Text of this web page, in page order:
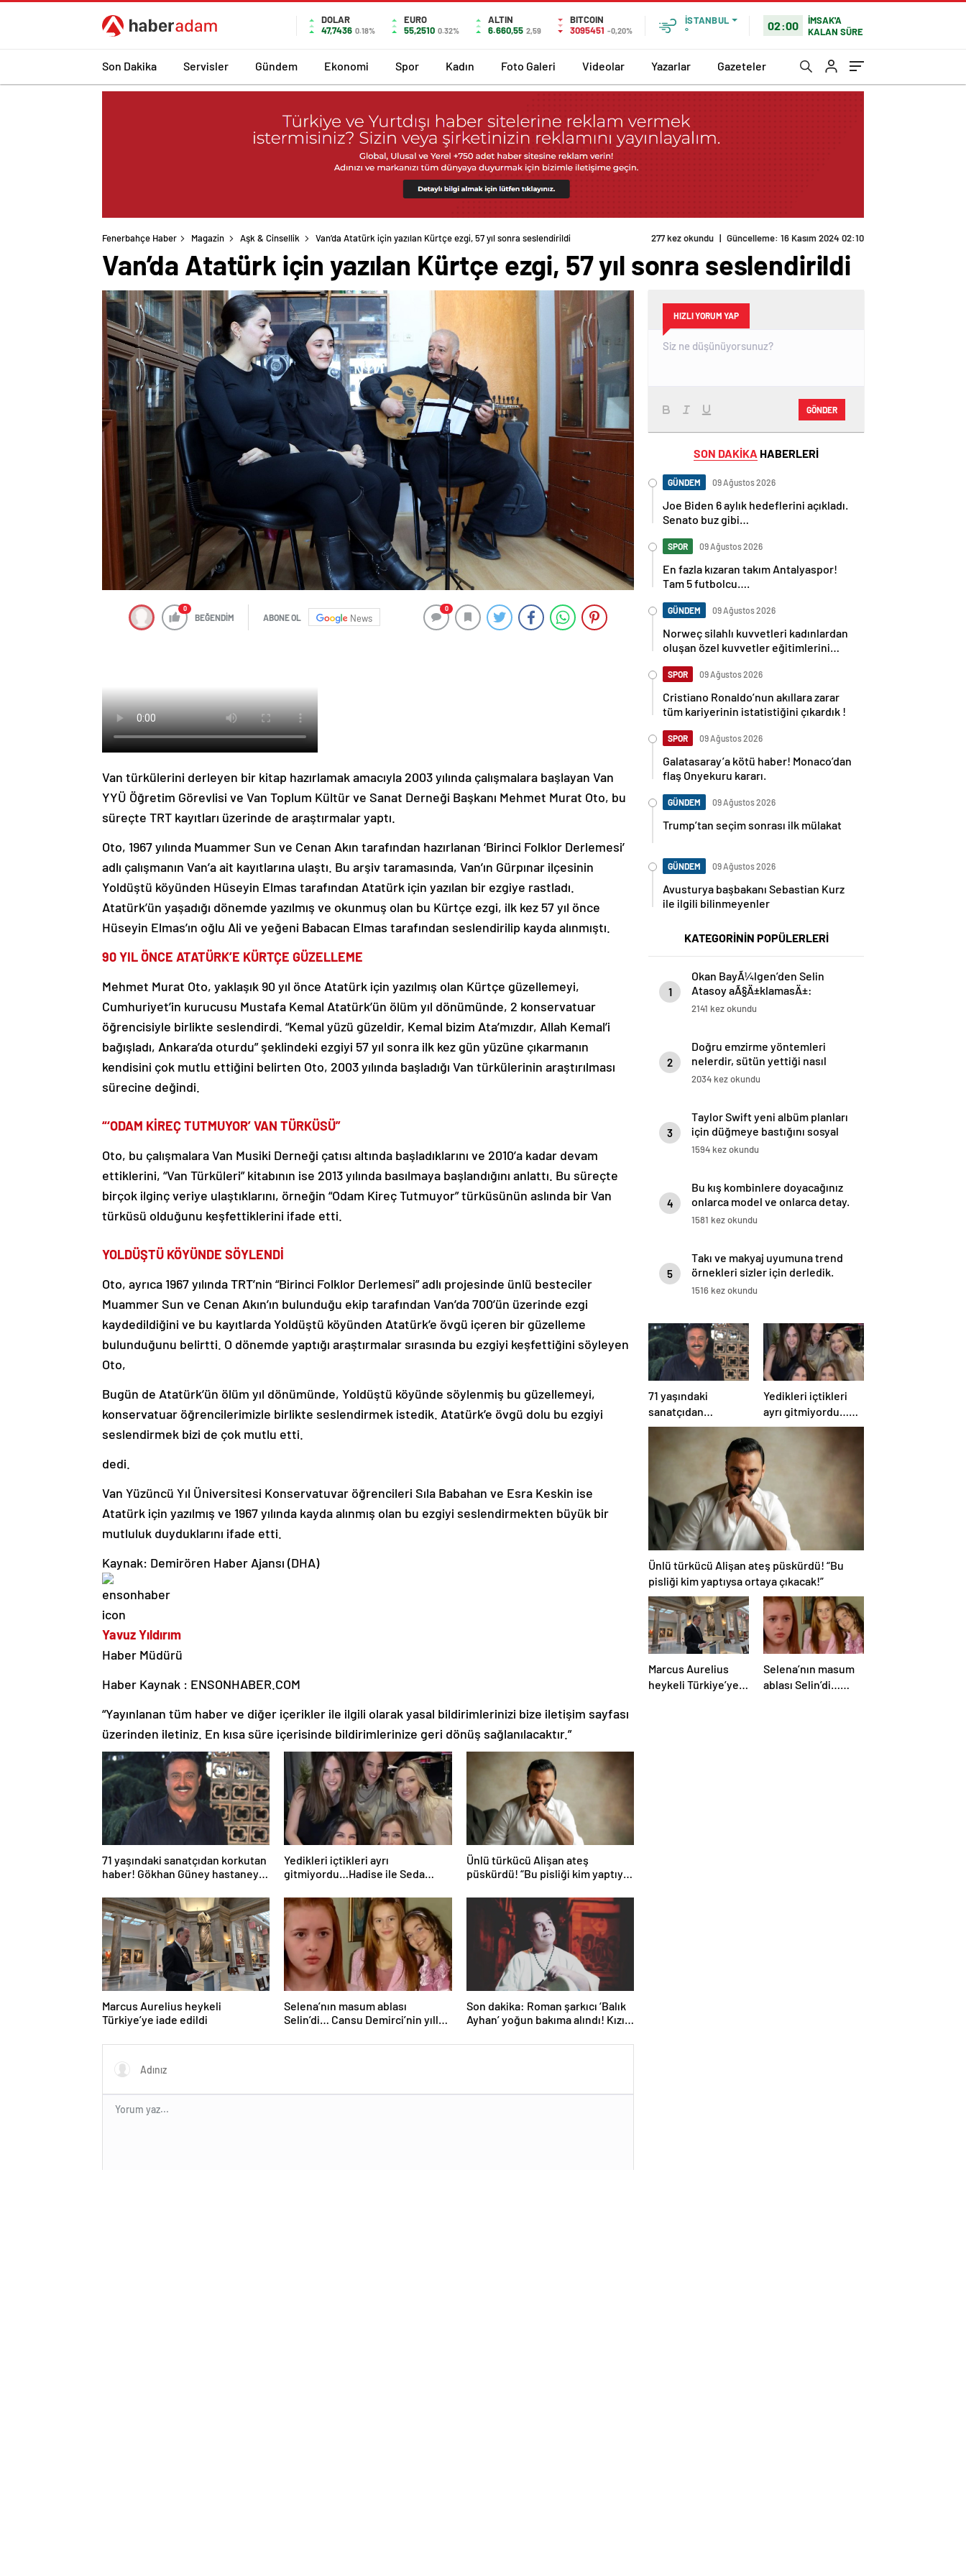
DOLAR
47,7436 0.18%
EURO
55,2510 0.32%
ALTIN
6.660,55 2,59
BITCOIN
3095451 -0,20%
İSTANBUL
°
02:00
İMSAK'A
KALAN SÜRE
Son Dakika Servisler Gündem Ekonomi Spor Kadın Foto Galeri Videolar Yazarlar Gazeteler
Fenerbahçe Haber Magazin Aşk & Cinsellik Van’da Atatürk için yazılan Kürtçe ezgi, 57 yıl sonra seslendirildi 277 kez okundu | Güncelleme: 16 Kasım 2024 02:10
Van’da Atatürk için yazılan Kürtçe ezgi, 57 yıl sonra seslendirildi
0
BEĞENDİM ABONE OL News
0
Van türkülerini derleyen bir kitap hazırlamak amacıyla 2003 yılında çalışmalara başlayan Van
YYÜ Öğretim Görevlisi ve Van Toplum Kültür ve Sanat Derneği Başkanı Mehmet Murat Oto, bu
süreçte TRT kayıtları üzerinde de araştırmalar yaptı.
Oto, 1967 yılında Muammer Sun ve Cenan Akın tarafından hazırlanan ‘Birinci Folklor Derlemesi’
adlı çalışmanın Van’a ait kayıtlarına ulaştı. Bu arşiv taramasında, Van’ın Gürpınar ilçesinin
Yoldüştü köyünden Hüseyin Elmas tarafından Atatürk için yazılan bir ezgiye rastladı.
Atatürk’ün yaşadığı dönemde yazılmış ve okunmuş olan bu Kürtçe ezgi, ilk kez 57 yıl önce
Hüseyin Elmas’ın oğlu Ali ve yeğeni Babacan Elmas tarafından seslendirilip kayda alınmıştı.
90 YIL ÖNCE ATATÜRK’E KÜRTÇE GÜZELLEME
Mehmet Murat Oto, yaklaşık 90 yıl önce Atatürk için yazılmış olan Kürtçe güzellemeyi,
Cumhuriyet’in kurucusu Mustafa Kemal Atatürk’ün ölüm yıl dönümünde, 2 konservatuar
öğrencisiyle birlikte seslendirdi. “Kemal yüzü güzeldir, Kemal bizim Ata’mızdır, Allah Kemal’i
bağışladı, Ankara’da oturdu” şeklindeki ezgiyi 57 yıl sonra ilk kez gün yüzüne çıkarmanın
kendisini çok mutlu ettiğini belirten Oto, 2003 yılında başladığı Van türkülerinin araştırılması
sürecine değindi.
“‘ODAM KİREÇ TUTMUYOR’ VAN TÜRKÜSÜ”
Oto, bu çalışmalara Van Musiki Derneği çatısı altında başladıklarını ve 2010’a kadar devam
ettiklerini, “Van Türküleri” kitabının ise 2013 yılında basılmaya başlandığını anlattı. Bu süreçte
birçok ilginç veriye ulaştıklarını, örneğin “Odam Kireç Tutmuyor” türküsünün aslında bir Van
türküsü olduğunu keşfettiklerini ifade etti.
YOLDÜŞTÜ KÖYÜNDE SÖYLENDİ
Oto, ayrıca 1967 yılında TRT’nin “Birinci Folklor Derlemesi” adlı projesinde ünlü besteciler
Muammer Sun ve Cenan Akın’ın bulunduğu ekip tarafından Van’da 700’ün üzerinde ezgi
kaydedildiğini ve bu kayıtlarda Yoldüştü köyünden Atatürk’e övgü içeren bir güzelleme
bulunduğunu belirtti. O dönemde yaptığı araştırmalar sırasında bu ezgiyi keşfettiğini söyleyen
Oto,
Bugün de Atatürk’ün ölüm yıl dönümünde, Yoldüştü köyünde söylenmiş bu güzellemeyi,
konservatuar öğrencilerimizle birlikte seslendirmek istedik. Atatürk’e övgü dolu bu ezgiyi
seslendirmek bizi de çok mutlu etti.
dedi.
Van Yüzüncü Yıl Üniversitesi Konservatuvar öğrencileri Sıla Babahan ve Esra Keskin ise
Atatürk için yazılmış ve 1967 yılında kayda alınmış olan bu ezgiyi seslendirmekten büyük bir
mutluluk duyduklarını ifade etti.
Kaynak: Demirören Haber Ajansı (DHA)
Yavuz Yıldırım
Haber Müdürü
Haber Kaynak : ENSONHABER.COM
“Yayınlanan tüm haber ve diğer içerikler ile ilgili olarak yasal bildirimlerinizi bize iletişim sayfası
üzerinden iletiniz. En kısa süre içerisinde bildirimlerinize geri dönüş sağlanılacaktır.”
71 yaşındaki sanatçıdan korkutan
haber! Gökhan Güney hastaneye
Yedikleri içtikleri ayrı
gitmiyordu…Hadise ile Seda
Bakan’dan manidar paylaşım…
Ünlü türkücü Alişan ateş
püskürdü! “Bu pisliği kim yaptıysa
Marcus Aurelius heykeli
Türkiye’ye iade edildi
Selena’nın masum ablası
Selin’di… Cansu Demirci’nin yıllar
Güzelliğinden hiçbir şey
Son dakika: Roman şarkıcı ‘Balık
Ayhan’ yoğun bakıma alındı! Kızı
açıklama geldi: Allah’tan ümit
HIZLI YORUM YAP
GÖNDER
SON DAKİKA HABERLERİ
GÜNDEM 09 Ağustos 2026
Joe Biden 6 aylık hedeflerini açıkladı.
Senato buz gibi…
SPOR 09 Ağustos 2026
En fazla kızaran takım Antalyaspor!
Tam 5 futbolcu….
GÜNDEM 09 Ağustos 2026
Norweç silahlı kuvvetleri kadınlardan
oluşan özel kuvvetler eğitimlerini
SPOR 09 Ağustos 2026
Cristiano Ronaldo’nun akıllara zarar
tüm kariyerinin istatistiğini çıkardık !
SPOR 09 Ağustos 2026
Galatasaray’a kötü haber! Monaco’dan
flaş Onyekuru kararı.
GÜNDEM 09 Ağustos 2026
Trump’tan seçim sonrası ilk mülakat
GÜNDEM 09 Ağustos 2026
Avusturya başbakanı Sebastian Kurz
ile ilgili bilinmeyenler
KATEGORİNİN POPÜLERLERİ
1
Okan BayÃ¼lgen’den Selin
Atasoy aÃ§Ä±klamasÄ±:
AyrÄ±lmadÄ±k
2141 kez okundu
2
Doğru emzirme yöntemleri
nelerdir, sütün yettiği nasıl
anlaşılır?
2034 kez okundu
3
Taylor Swift yeni albüm planları
için düğmeye bastığını sosyal
medyadan duyurdu!
1594 kez okundu
4
Bu kış kombinlere doyacağınız
onlarca model ve onlarca detay.
1581 kez okundu
5
Takı ve makyaj uyumuna trend
örnekleri sizler için derledik.
1516 kez okundu
71 yaşındaki
sanatçıdan
korkutan haber!
Yedikleri içtikleri
ayrı gitmiyordu…
Hadise ile Seda
ipler koptu! Seda
Bakan’dan manidar
paylaşım…
Ünlü türkücü Alişan ateş püskürdü! “Bu
pisliği kim yaptıysa ortaya çıkacak!”
Marcus Aurelius
heykeli Türkiye’ye
Selena’nın masum
ablası Selin’di…